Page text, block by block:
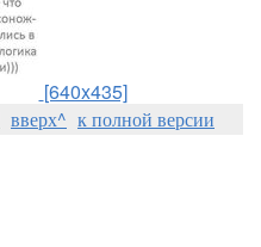
[640x435]
вверх^ к полной версии